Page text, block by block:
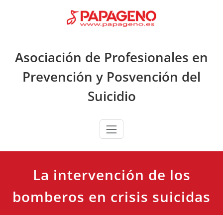
Asociación de Profesionales en
Prevención y Posvención del
Suicidio
La intervención de los
bomberos en crisis suicidas